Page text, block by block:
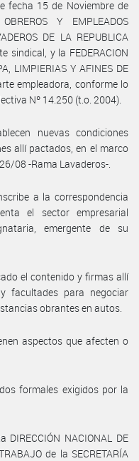
fecha 15 de Noviembre de
Y EMPLEADOS
DE LA REPUBLICA
sindical, y la FEDERACION
LIMPIERIAS Y AFINES DE
empleadora, conforme lo
Nº 14.250 (t.o. 2004).
nuevas condiciones
allí pactados, en el marco
08 -Rama Lavaderos-.
a la correspondencia
el sector empresarial
emergente de su
el contenido y firmas allí
facultades para negociar
obrantes en autos.
aspectos que afecten o
formales exigidos por la
NACIONAL DE
de la SECRETARÍA